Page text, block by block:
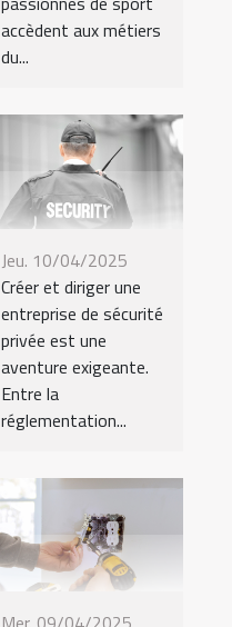
accèdent aux métiers
du...
Jeu. 10/04/2025
Créer et diriger une
entreprise de sécurité
privée est une
aventure exigeante.
Entre la
réglementation...